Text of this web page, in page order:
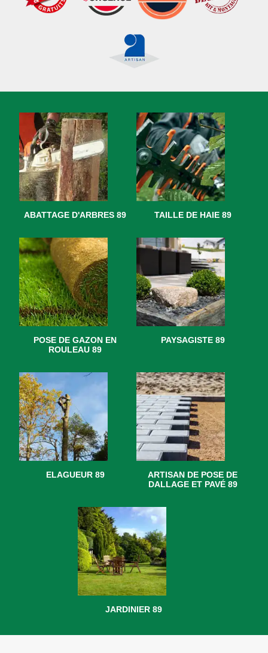
ABATTAGE D'ARBRES 89 TAILLE DE HAIE 89
POSE DE GAZON EN
ROULEAU 89
PAYSAGISTE 89
ELAGUEUR 89
ARTISAN DE POSE DE
DALLAGE ET PAVÉ 89
JARDINIER 89